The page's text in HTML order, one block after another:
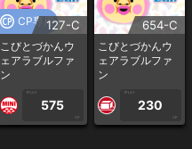
CP専用127-C
こびとづかんウ
ェアラブルファ
ン
1PLAY
575
CP
654-C
こびとづかんウ
ェアラブルファ
ン
1PLAY
230
CP